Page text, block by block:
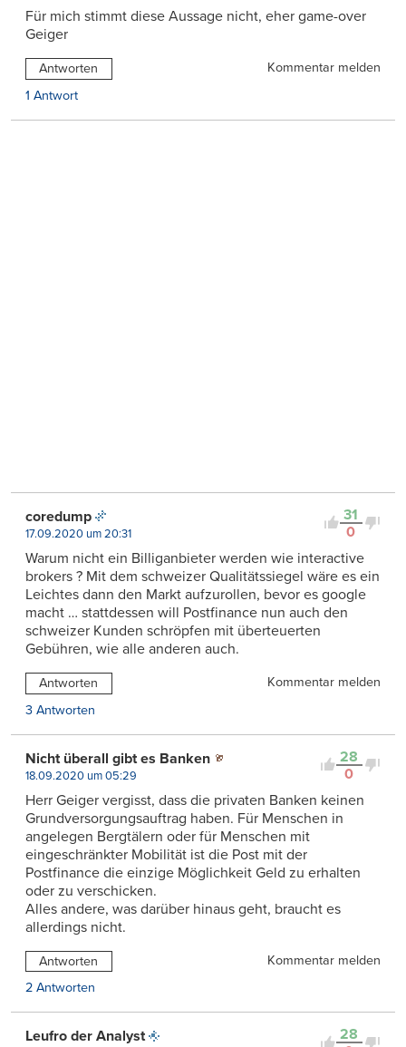
Für mich stimmt diese Aussage nicht, eher game-over
Geiger
Antworten
Kommentar melden
1 Antwort
31
0
coredump
17.09.2020 um 20:31
Warum nicht ein Billiganbieter werden wie interactive
brokers ? Mit dem schweizer Qualitätssiegel wäre es ein
Leichtes dann den Markt aufzurollen, bevor es google
macht … stattdessen will Postfinance nun auch den
schweizer Kunden schröpfen mit überteuerten
Gebühren, wie alle anderen auch.
Antworten
Kommentar melden
3 Antworten
28
0
Nicht überall gibt es Banken
18.09.2020 um 05:29
Herr Geiger vergisst, dass die privaten Banken keinen
Grundversorgungsauftrag haben. Für Menschen in
angelegen Bergtälern oder für Menschen mit
eingeschränkter Mobilität ist die Post mit der
Postfinance die einzige Möglichkeit Geld zu erhalten
oder zu verschicken.
Alles andere, was darüber hinaus geht, braucht es
allerdings nicht.
Antworten
Kommentar melden
2 Antworten
28
Leufro der Analyst